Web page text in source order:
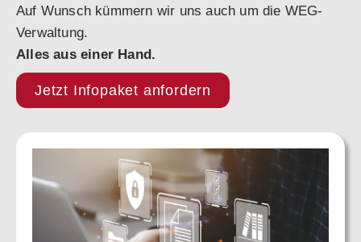
Auf Wunsch kümmern wir uns auch um die WEG-
Verwaltung.
Alles aus einer Hand.
Jetzt Infopaket anfordern